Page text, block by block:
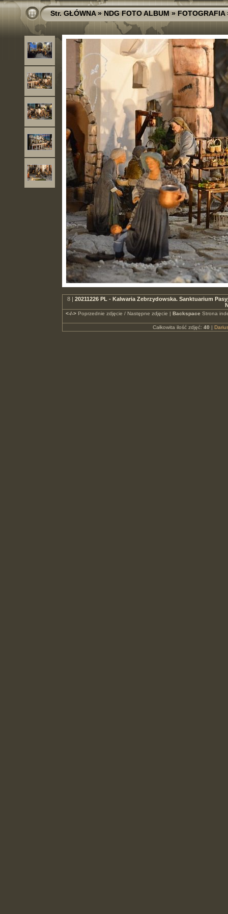
Str. GŁÓWNA»NDG FOTO ALBUM»FOTOGRAFIA
8 | 20211226 PL - Kalwaria Zebrzydowska. Sanktuarium
<-/->Poprzednie zdjęcie / Następne zdjęcie | Backspace Strona
Całkowita ilość zdjęć: 40 |